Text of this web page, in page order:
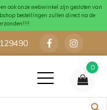
ook onze webwinkel zijn gesloten van
bestellingen zullen direct na de
0